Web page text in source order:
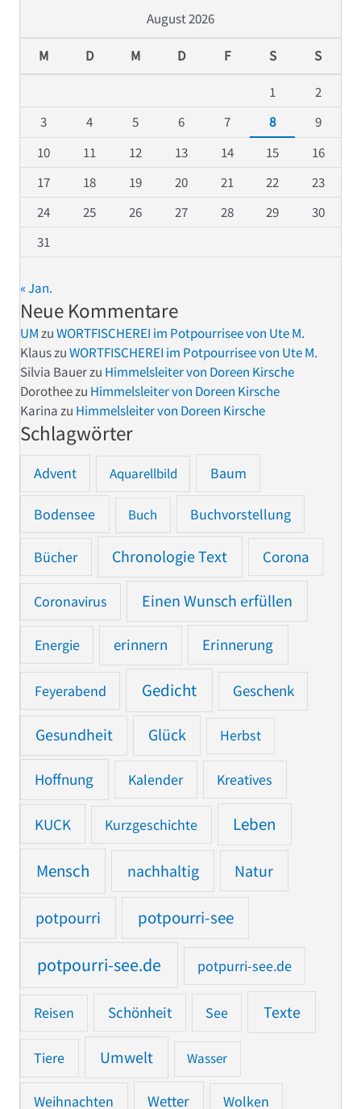
August 2026
M D M D F S S
1
2
3
4 5 6 7 8
9
10
11 12 13 14 15
16
17
18 19 20 21 22
23
24
25 26 27 28 29
30
31
« Jan.
Neue Kommentare
UMzuWORTFISCHEREI im Potpourrisee von Ute M.
KlauszuWORTFISCHEREI im Potpourrisee von Ute M.
Silvia Bauerzu Himmelsleiter von Doreen Kirsche
Dorotheezu Himmelsleiter von Doreen Kirsche
Karinazu Himmelsleiter von Doreen Kirsche
Schlagwörter
Advent Aquarellbild Baum
Bodensee Buch Buchvorstellung
Bücher Chronologie Text Corona
Coronavirus Einen Wunsch erfüllen
Energie erinnern Erinnerung
Feyerabend Gedicht Geschenk
Gesundheit Glück Herbst
Hoffnung Kalender Kreatives
KUCK Kurzgeschichte Leben
Mensch nachhaltig Natur
potpourri potpourri-see
potpourri-see.de potpurri-see.de
Reisen Schönheit See Texte
Tiere Umwelt Wasser
Weihnachten Wetter Wolken